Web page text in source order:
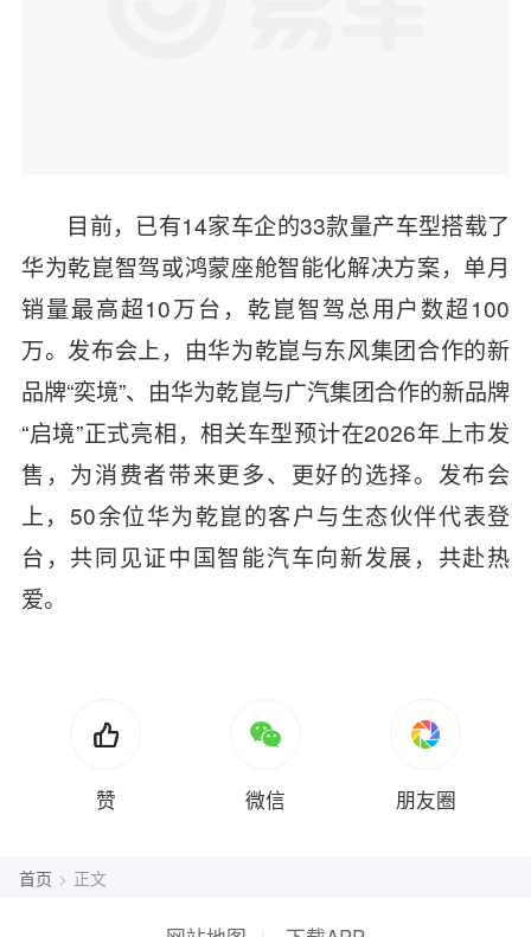
目前，已有14家车企的33款量产车型搭载了
华为乾崑智驾或鸿蒙座舱智能化解决方案，单月
销量最高超10万台，乾崑智驾总用户数超100
万。发布会上，由华为乾崑与东风集团合作的新
品牌“奕境”、由华为乾崑与广汽集团合作的新品牌
“启境”正式亮相，相关车型预计在2026年上市发
售，为消费者带来更多、更好的选择。发布会
上， 50余位华为乾崑的客户与生态伙伴代表登
台，共同见证中国智能汽车向新发展，共赴热
爱。
赞 微信 朋友圈
首页 > 正文